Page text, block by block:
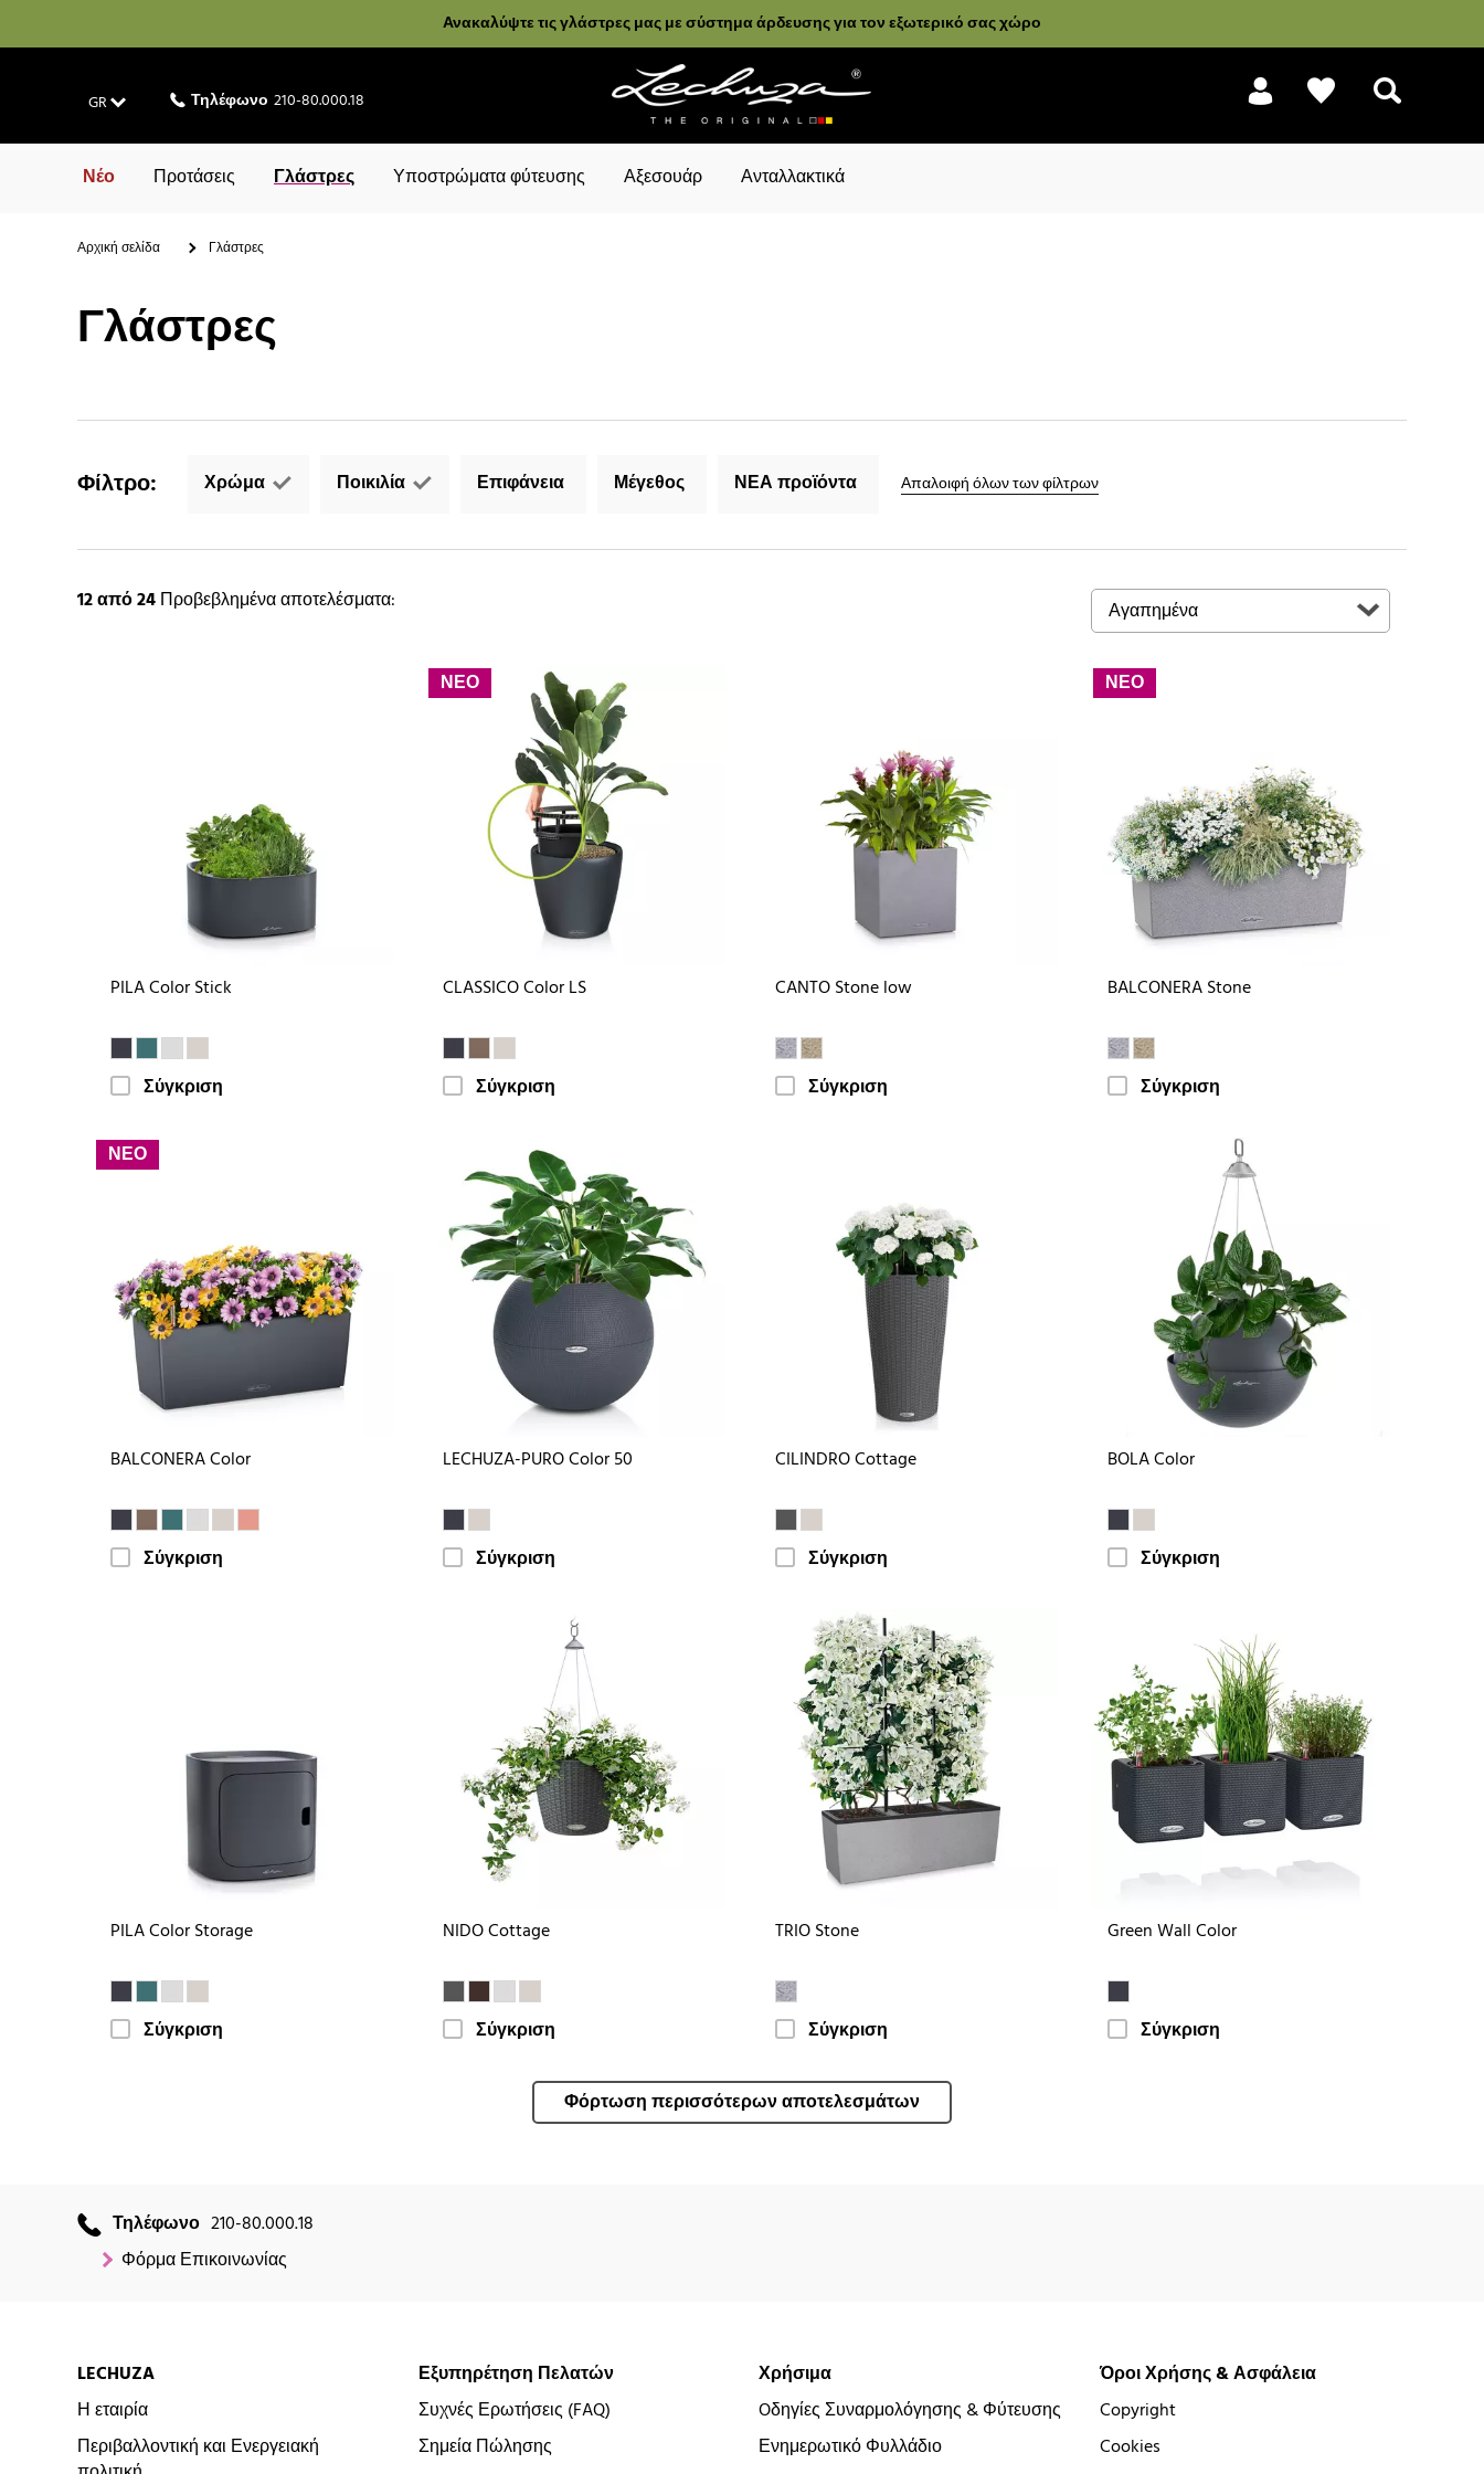
Ανακαλύψτε τις γλάστρες μας με σύστημα άρδευσης για τον εξωτερικό σας χώρο
GR Τηλέφωνο 210-80.000.18
Νέο Προτάσεις Γλάστρες Υποστρώματα φύτευσης Αξεσουάρ Ανταλλακτικά
Αρχική σελίδα Γλάστρες
Γλάστρες
Φίλτρο: Χρώμα Ποικιλία Επιφάνεια Μέγεθος ΝΕΑ προϊόντα Απαλοιφή όλων των φίλτρων
12από 24Προβεβλημένα αποτελέσματα:
PILA Color Stick
Σύγκριση
ΝΕΟ
CLASSICO Color LS
Σύγκριση
CANTO Stone low
Σύγκριση
ΝΕΟ
BALCONERA Stone
Σύγκριση
ΝΕΟ
BALCONERA Color
Σύγκριση
LECHUZA-PURO Color 50
Σύγκριση
CILINDRO Cottage
Σύγκριση
BOLA Color
Σύγκριση
PILA Color Storage
Σύγκριση
NIDO Cottage
Σύγκριση
TRIO Stone
Σύγκριση
Green Wall Color
Σύγκριση
Φόρτωση περισσότερων αποτελεσμάτων
Τηλέφωνο 210-80.000.18
Φόρμα Επικοινωνίας
LECHUZA
Η εταιρία
Περιβαλλοντική και Ενεργειακή
Εξυπηρέτηση Πελατών
Συχνές Ερωτήσεις (FAQ)
Σημεία Πώλησης
Χρήσιμα
Oδηγίες Συναρμολόγησης & Φύτευσης
Ενημερωτικό Φυλλάδιο
Όροι Χρήσης & Ασφάλεια
Copyright
Cookies